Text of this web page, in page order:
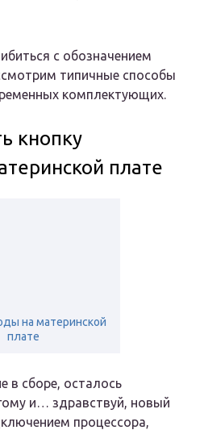
с обозначением
типичные способы
комплектующих.
кнопку
плате
на материнской
плате
в сборе, осталось
и… здравствуй, новый
процессора,